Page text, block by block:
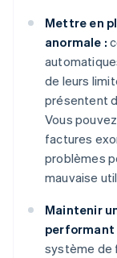
Mettre en
anormale :
de leurs
présentent
Vous
factures
problèmes
mauvaise
Maintenir
performant
système de